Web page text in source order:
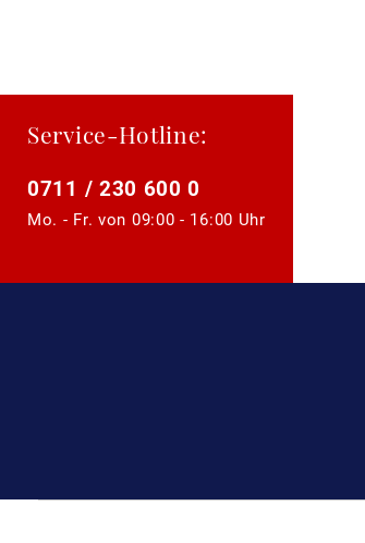
Service-Hotline:
0711 / 230 600 0
Mo. - Fr. von 09:00 - 16:00 Uhr